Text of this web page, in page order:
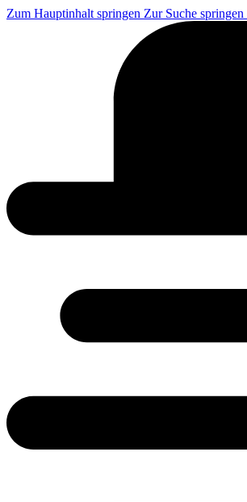
Zum Hauptinhalt springen Zur Suche springen